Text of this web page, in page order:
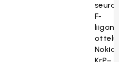
seurasi
F-
liigan
ottelua
Nokian